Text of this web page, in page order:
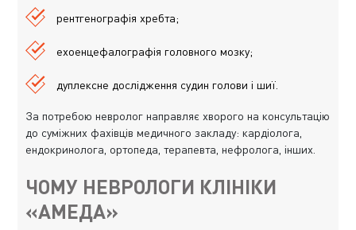
рентгенографія хребта;
ехоенцефалографія головного мозку;
дуплексне дослідження судин голови і шиї.
За потребою невролог направляє хворого на консультацію
до суміжних фахівців медичного закладу: кардіолога,
ендокринолога, ортопеда, терапевта, нефролога, інших.
ЧОМУ НЕВРОЛОГИ КЛІНІКИ
«АМЕДА»